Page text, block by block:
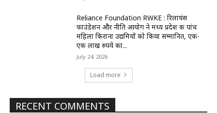
Reliance Foundation RWKE : रिलायंस
फाउंडेशन और नीति आयोग ने मध्य प्रदेश की पांच
महिला किराना उद्यमियों को किया सम्मानित, एक-
एक लाख रुपये का...
July 24, 2026
Load more
RECENT COMMENTS